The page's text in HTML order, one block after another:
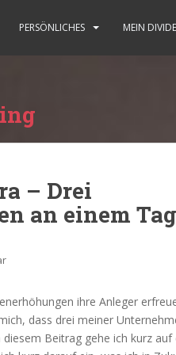
PERSÖNLICHES MEIN
– Drei
an einem Tag
ihre Anleger
dass drei meiner
Beitrag gehe ich kurz auf